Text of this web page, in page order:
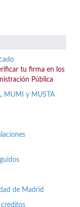
tu firma en los
Pública
MUMI y MUSTA
de Madrid
créditos